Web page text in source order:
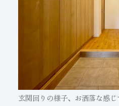
玄関回りの様子、お洒落な感じ